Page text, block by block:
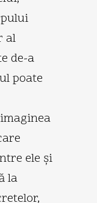
al
de-a
poate
ele şi
la